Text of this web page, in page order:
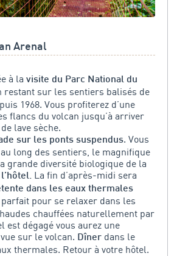
Arenal
à la visite du Parc National du
restant sur les sentiers balisés de
1968. Vous profiterez d’une
flancs du volcan jusqu’à arriver
lave sèche.
sur les ponts suspendus. Vous
long des sentiers, le magnifique
grande diversité biologique de la
La fin d’après-midi sera
dans les eaux thermales
pour se relaxer dans les
chauffées naturellement par
est dégagé vous aurez une
sur le volcan. Dîner dans le
thermales. Retour à votre hôtel.